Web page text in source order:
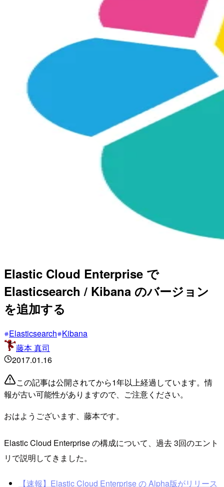
Elastic Cloud Enterprise で
Elasticsearch / Kibana のバージョン
を追加する
Elasticsearch Kibana
藤本 真司
2017.01.16
この記事は公開されてから1年以上経過しています。情
報が古い可能性がありますので、ご注意ください。
おはようございます、藤本です。
Elastic Cloud Enterprise の構成について、過去 3回のエント
リで説明してきました。
【速報】Elastic Cloud Enterprise の Alpha版がリリース